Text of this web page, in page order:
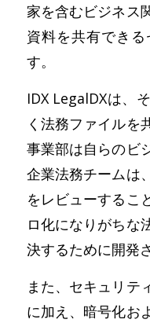
家を含むビジネス
資料を共有でき
す。
IDX LegalDXは、
く法務ファイルを
事業部は自らのビ
企業法務チームは
をレビューするこ
ロ化になりがちな
決するために開発
また、セキュリテ
に加え、暗号化お